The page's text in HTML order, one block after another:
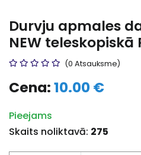
Durvju apmales
NEW teleskopiskā
(0 Atsauksme)
Cena:10.00 €
Pieejams
Skaits noliktavā: 275